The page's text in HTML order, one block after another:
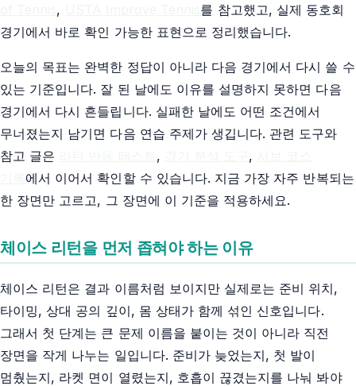
,
를 참고했고, 실제 동호회
경기에서 바로 확인 가능한 표현으로 정리했습니다.
오늘의 목표는 완벽한 정답이 아니라 다음 경기에서 다시 쓸 수
있는 기준입니다. 잘 된 날에도 이유를 설명하지 못하면 다음
경기에서 다시 흔들립니다. 실패한 날에도 어떤 조건에서
무너졌는지 남기면 다음 연습 주제가 생깁니다. 관련 도구와
참고 글은
, ,
에서 이어서 확인할 수 있습니다. 지금 가장 자주 반복되는
한 장면만 고르고, 그 장면에 이 기준을 적용하세요.
체이스 리턴을 먼저 좁혀야 하는 이유
체이스 리턴은 결과 이름처럼 보이지만 실제로는 준비 위치,
타이밍, 상대 공의 깊이, 몸 상태가 함께 섞인 신호입니다.
그래서 첫 단계는 큰 문제 이름을 붙이는 것이 아니라 직전
장면을 작게 나누는 일입니다. 준비가 늦었는지, 첫 발이
멈췄는지, 라켓 면이 열렸는지, 호흡이 끊겼는지를 나눠 봐야